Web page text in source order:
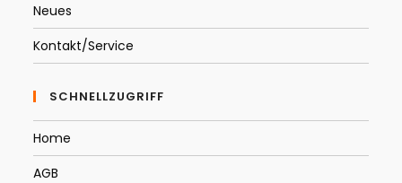
Neues
Kontakt/Service
SCHNELLZUGRIFF
Home
AGB